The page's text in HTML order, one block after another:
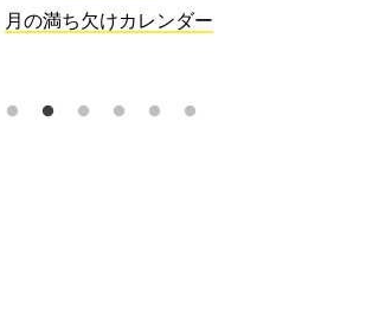
月の満ち欠けカレンダー